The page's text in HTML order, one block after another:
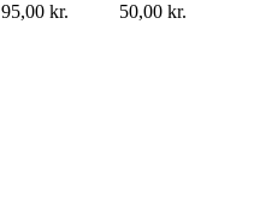
50,00 kr.
95,00 kr.